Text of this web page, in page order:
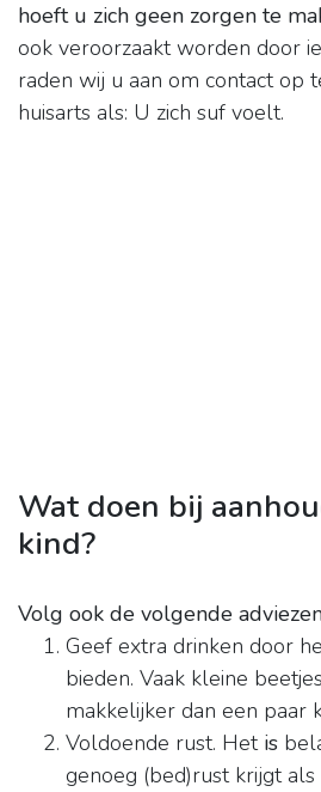
hoeft u zich geen zorgen te
ook veroorzaakt worden door
raden wij u aan om contact op
huisarts als: U zich suf voelt.
Wat doen bij
kind?
Volg ook de volgende
Geef extra drinken door
bieden. Vaak kleine
makkelijker dan een paar
Voldoende rust. Het is
genoeg (bed)rust krijgt